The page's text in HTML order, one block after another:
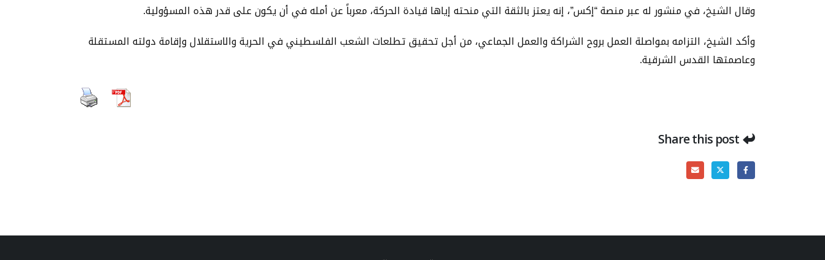
وقال الشيخ، في منشور له عبر منصة “إكس”، إنه يعتز بالثقة التي منحته إياها قيادة الحركة، معرباً عن أمله في أن يكون على قدر هذه المسؤولية.
وأكد الشيخ، التزامه بمواصلة العمل بروح الشراكة والعمل الجماعي، من أجل تحقيق تطلعات الشعب الفلسطيني في الحرية والاستقلال وإقامة دولته المستقلة
وعاصمتها القدس الشرقية.
Share this post